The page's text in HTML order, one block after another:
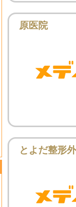
原医院
とよだ整形